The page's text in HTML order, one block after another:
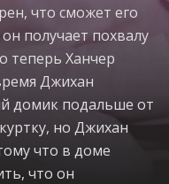
что сможет его
получает похвалу
теперь Ханчер
Джихан
домик подальше от
но Джихан
что в доме
что он